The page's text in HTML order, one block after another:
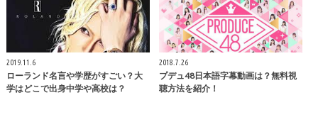
2019.11.6
ローランド名言や学歴がすごい？大
学はどこで出身中学や高校は？
2018.7.26
プデュ48日本語字幕動画は？無料視
聴方法を紹介！